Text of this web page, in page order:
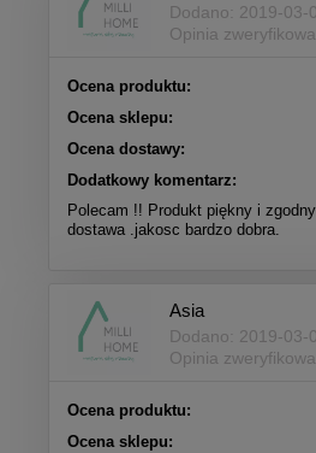
Dodano: 2019-03-
Opinia
Ocena produktu:
Ocena sklepu:
Ocena dostawy:
Dodatkowy komentarz:
Polecam !! Produkt piękny i
dostawa .jakosc bardzo dobra.
Asia
Dodano: 2019-03-
Opinia
Ocena produktu:
Ocena sklepu: